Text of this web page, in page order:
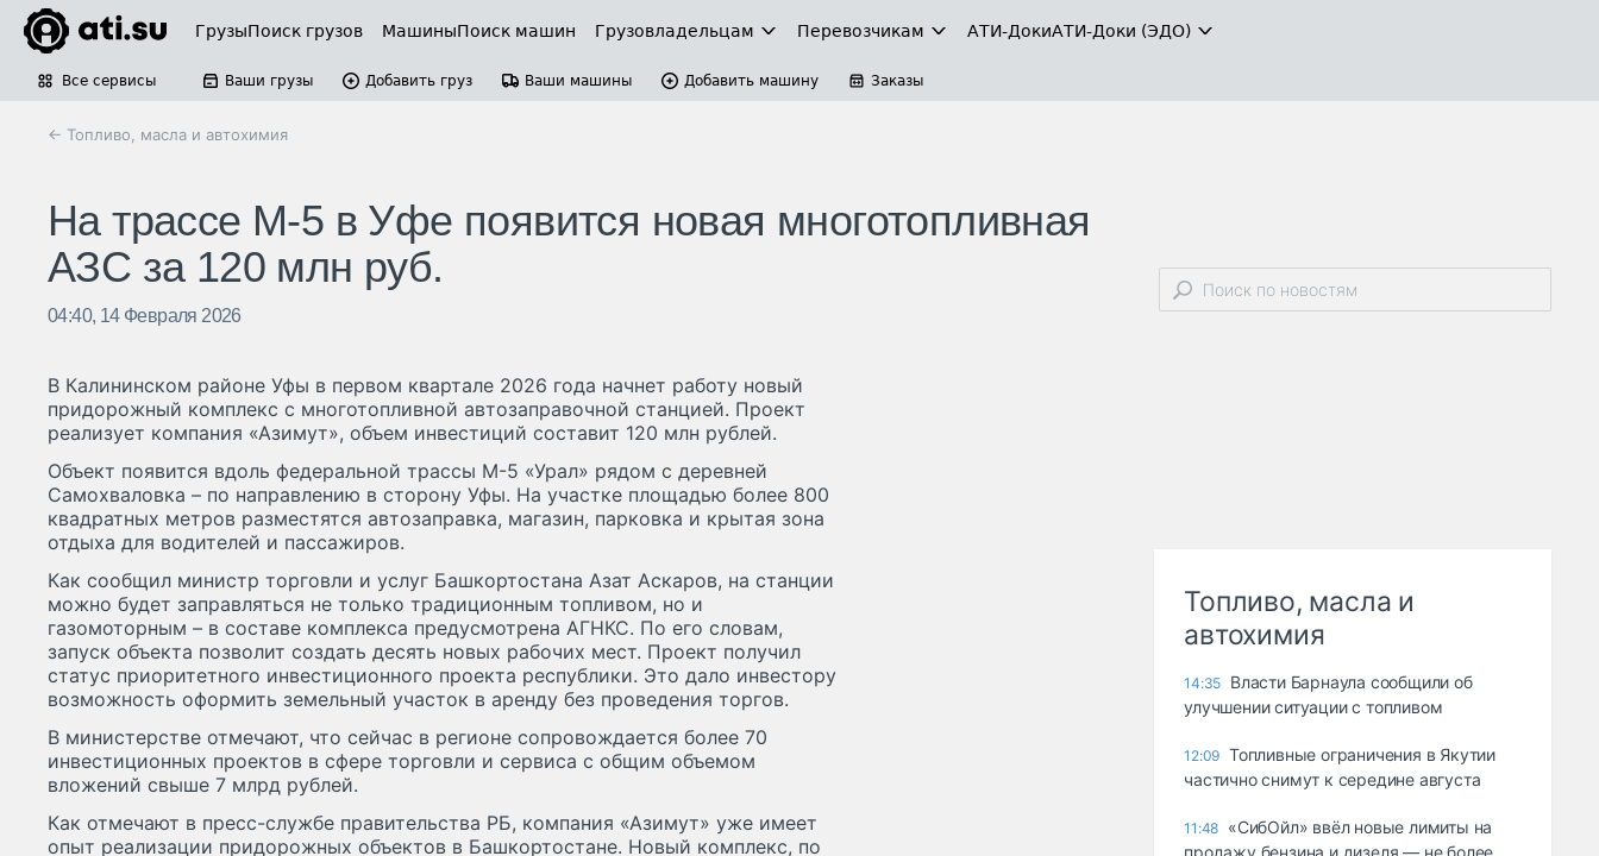
ГрузыПоиск грузов МашиныПоиск машин Грузовладельцам Перевозчикам АТИ-ДокиАТИ-Доки (ЭДО)
Все сервисы Ваши грузы Добавить груз Ваши машины Добавить машину Заказы
← Топливо, масла и автохимия
На трассе М-5 в Уфе появится новая многотопливная
АЗС за 120 млн руб.
04:40, 14 Февраля 2026
В Калининском районе Уфы в первом квартале 2026 года начнет работу новый
придорожный комплекс с многотопливной автозаправочной станцией. Проект
реализует компания «Азимут», объем инвестиций составит 120 млн рублей.
Объект появится вдоль федеральной трассы М-5 «Урал» рядом с деревней
Самохваловка – по направлению в сторону Уфы. На участке площадью более 800
квадратных метров разместятся автозаправка, магазин, парковка и крытая зона
отдыха для водителей и пассажиров.
Как сообщил министр торговли и услуг Башкортостана Азат Аскаров, на станции
можно будет заправляться не только традиционным топливом, но и
газомоторным – в составе комплекса предусмотрена АГНКС. По его словам,
запуск объекта позволит создать десять новых рабочих мест. Проект получил
статус приоритетного инвестиционного проекта республики. Это дало инвестору
возможность оформить земельный участок в аренду без проведения торгов.
В министерстве отмечают, что сейчас в регионе сопровождается более 70
инвестиционных проектов в сфере торговли и сервиса с общим объемом
вложений свыше 7 млрд рублей.
Как отмечают в пресс-службе правительства РБ, компания «Азимут» уже имеет
опыт реализации придорожных объектов в Башкортостане. Новый комплекс, по
Топливо, масла и
автохимия
14:35 Власти Барнаула сообщили об
улучшении ситуации с топливом
12:09 Топливные ограничения в Якутии
частично снимут к середине августа
11:48 «СибОйл» ввёл новые лимиты на